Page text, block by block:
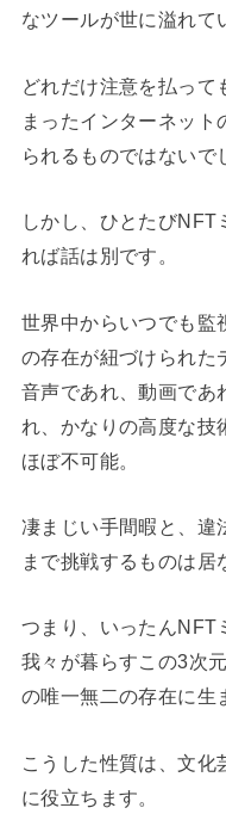
なツールが世に溢れて
どれだけ注意を払って
まったインターネッ
られるものではないで
しかし、ひとたびNFT
れば話は別です。
世界中からいつでも監
の存在が紐づけられた
音声であれ、動画であ
れ、かなりの高度な技
ほぼ不可能。
凄まじい手間暇と、違
まで挑戦するものは居
つまり、いったんNFT
我々が暮らすこの3次
の唯一無二の存在に生
こうした性質は、文化
に役立ちます。